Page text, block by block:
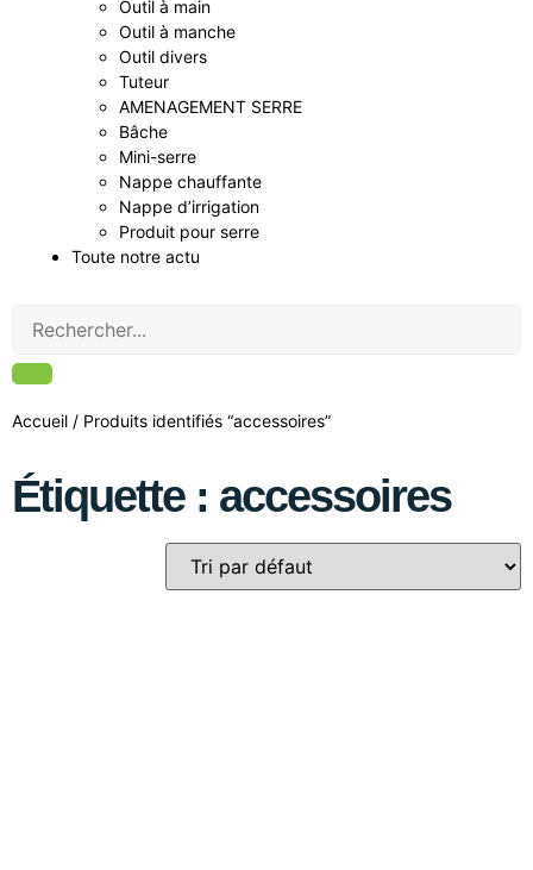
Outil à main
Outil à manche
Outil divers
Tuteur
AMENAGEMENT SERRE
Bâche
Mini-serre
Nappe chauffante
Nappe d’irrigation
Produit pour serre
Toute notre actu
Accueil / Produits identifiés “accessoires”
Étiquette : accessoires